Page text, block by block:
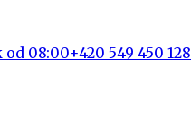
od 08:00+420 549 450 128